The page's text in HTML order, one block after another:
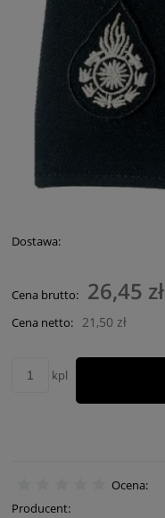
Dostawa:
Cena brutto: 26,45 zł
Cena netto: 21,50 zł
kpl
Ocena:
Producent: